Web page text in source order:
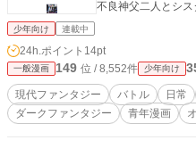
不良神父二人とシ
少年向け 連載中
24h.ポイント 14pt
一般漫画 149 位 / 8,552件 少年向け
現代ファンタジー バトル 日常
ダークファンタジー
青年漫画